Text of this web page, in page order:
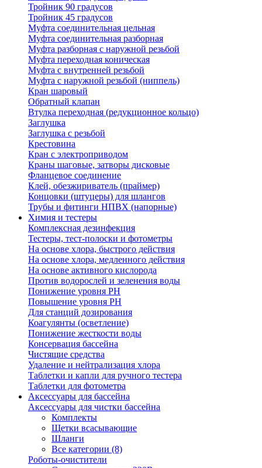
Тройник 90 градусов
Тройник 45 градусов
Муфта соединительная цельная
Муфта соединительная разборная
Муфта разборная с наружной резьбой
Муфта переходная коническая
Муфта с внутренней резьбой
Муфта с наружной резьбой (ниппель)
Кран шаровый
Обратный клапан
Втулка переходная (редукционное кольцо)
Заглушка
Заглушка с резьбой
Крестовина
Кран с электроприводом
Краны шаговые, затворы дисковые
Фланцевое соединение
Клей, обезжириватель (праймер)
Концовки (штуцеры) для шлангов
Трубы и фитинги НПВХ (напорные)
Химия и тестеры
Комплексная дезинфекция
Тестеры, тест-полоски и фотометры
На основе хлора, быстрого действия
На основе хлора, медленного действия
На основе активного кислорода
Против водорослей и зеленения воды
Понижение уровня РН
Повышение уровня РН
Для станций дозирования
Коагулянты (осветление)
Понижение жесткости воды
Консервация бассейна
Чистящие средства
Удаление и нейтрализация хлора
Таблетки и капли для ручного тестера
Таблетки для фотометра
Аксессуары для бассейна
Аксессуары для чистки бассейна
Комплекты
Щетки всасывающие
Шланги
Все категории (8)
Роботы-очистители